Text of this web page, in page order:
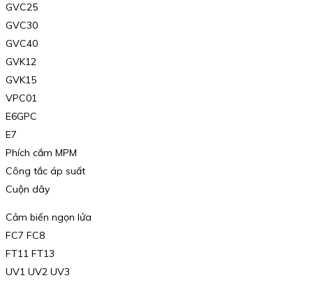
GVC25
GVC30
GVC40
GVK12
GVK15
VPC01
E6GPC
E7
Phích cắm MPM
Công tắc áp suất
Cuộn dây
Cảm biến ngọn lửa
FC7 FC8
FT11 FT13
UV1 UV2 UV3